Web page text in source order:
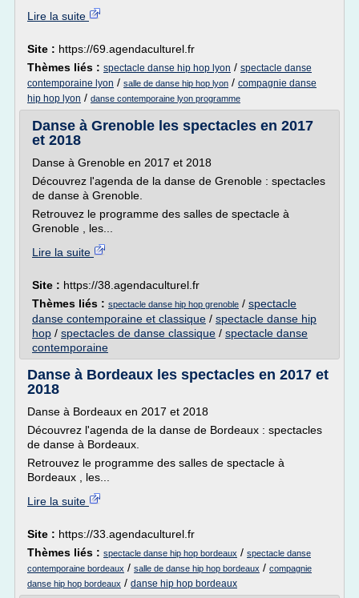
Lire la suite
Site : https://69.agendaculturel.fr
Thèmes liés : spectacle danse hip hop lyon / spectacle danse
contemporaine lyon / salle de danse hip hop lyon / compagnie danse
hip hop lyon / danse contemporaine lyon programme
Danse à Grenoble les spectacles en 2017
et 2018
Danse à Grenoble en 2017 et 2018
Découvrez l'agenda de la danse de Grenoble : spectacles
de danse à Grenoble.
Retrouvez le programme des salles de spectacle à
Grenoble , les...
Lire la suite
Site : https://38.agendaculturel.fr
Thèmes liés : spectacle danse hip hop grenoble / spectacle
danse contemporaine et classique / spectacle danse hip
hop / spectacles de danse classique / spectacle danse
contemporaine
Danse à Bordeaux les spectacles en 2017 et
2018
Danse à Bordeaux en 2017 et 2018
Découvrez l'agenda de la danse de Bordeaux : spectacles
de danse à Bordeaux.
Retrouvez le programme des salles de spectacle à
Bordeaux , les...
Lire la suite
Site : https://33.agendaculturel.fr
Thèmes liés : spectacle danse hip hop bordeaux / spectacle danse
contemporaine bordeaux / salle de danse hip hop bordeaux / compagnie
danse hip hop bordeaux / danse hip hop bordeaux